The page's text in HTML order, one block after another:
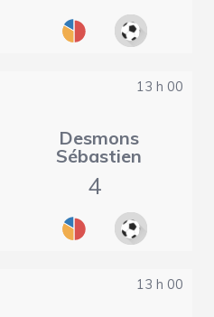
13 h 00
Desmons
Sébastien
4
13 h 00